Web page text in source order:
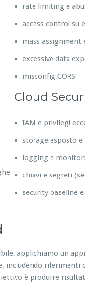
rate limiting e
access control su
mass assignment
excessive data
misconfig CORS
Cloud
IAM e privilegi
storage esposto
logging e
chiavi e segreti
security baseline
applichiamo un
includendo riferimenti
è produrre